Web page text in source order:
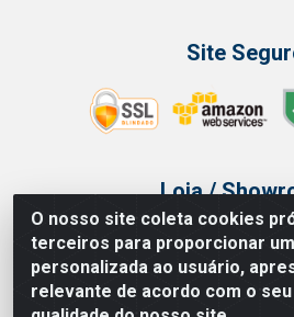
O nosso site coleta cookies
terceiros para proporcionar
personalizada ao usuário,
relevante de acordo com o
Site
Loja /
Tel.: (11) 3314
Av Vautier, 468 - Pari -